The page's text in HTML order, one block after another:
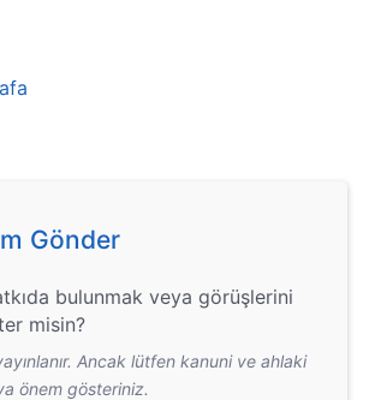
Gönder
bulunmak veya görüşlerini
misin?
Ancak lütfen kanuni ve ahlaki
önem gösteriniz.